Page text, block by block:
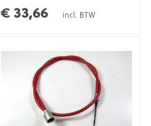
€ 33,66 incl. BTW